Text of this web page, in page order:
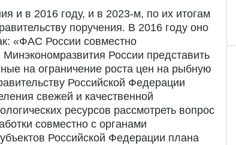
и в 2016 году, и в 2023-м, по их итогам
поручения. В 2016 году оно
«ФАС России совместно
России представить
на ограничение роста цен на рыбную
Российской Федерации
свежей и качественной
ресурсов рассмотреть вопрос
совместно с органами
Российской Федерации плана